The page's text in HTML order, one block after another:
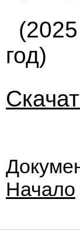
(2025
год)
Начало